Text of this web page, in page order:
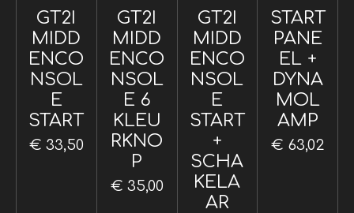
GT2I
MIDD
ENCO
NSOL
E
START
€ 33,50
GT2I
MIDD
ENCO
NSOL
E 6
KLEU
RKNO
P
€ 35,00
GT2I
MIDD
ENCO
NSOL
E
START
+
SCHA
KELA
AR
START
PANE
EL +
DYNA
MOL
AMP
€ 63,02